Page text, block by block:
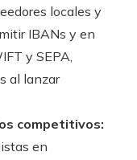
locales y
IBANs y en
y SEPA,
al lanzar
competitivos:
en